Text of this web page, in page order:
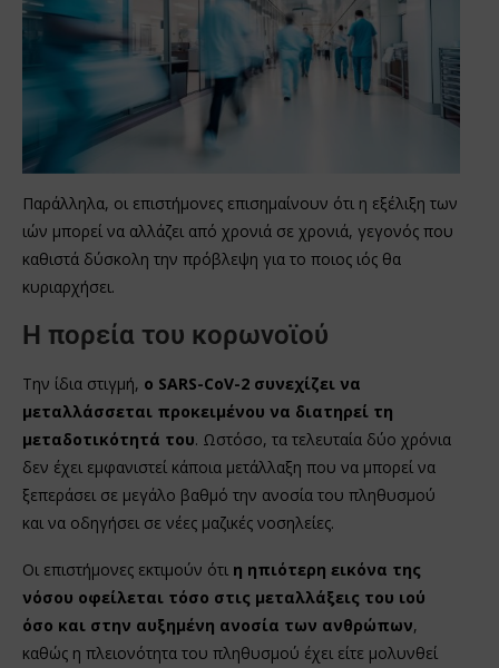
Παράλληλα, οι επιστήμονες επισημαίνουν ότι η εξέλιξη των
ιών μπορεί να αλλάζει από χρονιά σε χρονιά, γεγονός που
καθιστά δύσκολη την πρόβλεψη για το ποιος ιός θα
κυριαρχήσει.
Η πορεία του κορωνοϊού
Την ίδια στιγμή, ο SARS-CoV-2 συνεχίζει να
μεταλλάσσεται προκειμένου να διατηρεί τη
μεταδοτικότητά του. Ωστόσο, τα τελευταία δύο χρόνια
δεν έχει εμφανιστεί κάποια μετάλλαξη που να μπορεί να
ξεπεράσει σε μεγάλο βαθμό την ανοσία του πληθυσμού
και να οδηγήσει σε νέες μαζικές νοσηλείες.
Οι επιστήμονες εκτιμούν ότι η ηπιότερη εικόνα της
νόσου οφείλεται τόσο στις μεταλλάξεις του ιού
όσο και στην αυξημένη ανοσία των ανθρώπων,
καθώς η πλειονότητα του πληθυσμού έχει είτε μολυνθεί